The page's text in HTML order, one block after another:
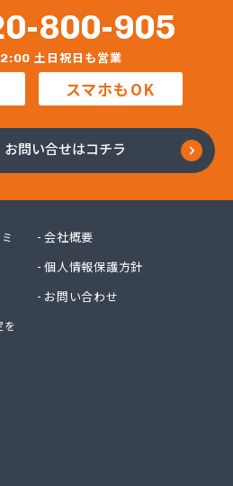
海 楽田ショップ
屋支店
日井センター
800-905
土日祝日も営業
スマホもOK
お問い合せはコチラ
を
会社概要
個人情報保護方針
お問い合わせ